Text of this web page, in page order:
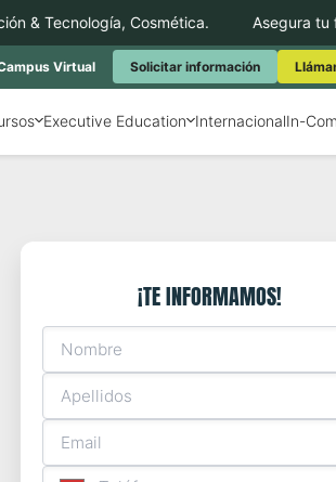
Tecnología, Cosmética. Asegura tu
Virtual Solicitar información
Executive Education InternacionalIn-
¡TE INFORMAMOS!